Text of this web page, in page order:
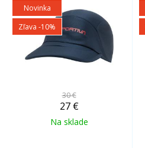
Novinka
Zľava -10%
30 €
27 €
Na sklade